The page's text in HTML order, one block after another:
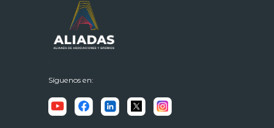
Síguenos en: